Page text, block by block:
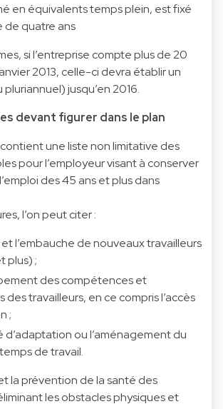
en équivalents temps plein, est fixé
de quatre ans
si l’entreprise compte plus de 20
2013, celle-ci devra établir un
jusqu’en 2016.
devant figurer dans le plan
une liste non limitative des
pour l’employeur visant à conserver
des 45 ans et plus dans
l’on peut citer :
l’embauche de nouveaux travailleurs
plus) ;
des compétences et
des travailleurs, en ce compris l’accès
;
d’adaptation ou l’aménagement du
de travail.
la prévention de la santé des
les obstacles physiques et